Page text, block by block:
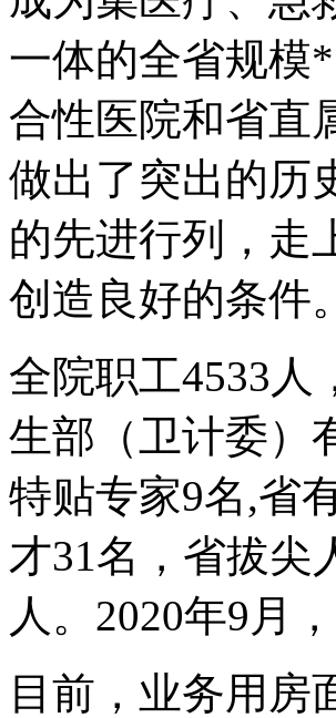
一体的全省规模
合性医院和省直
做出了突出的历
的先进行列，走
创造良好的条件。
全院职工4533人
生部（卫计委）
特贴专家9名,省
才31名，省拔尖
人。2020年9月
目前，业务用房